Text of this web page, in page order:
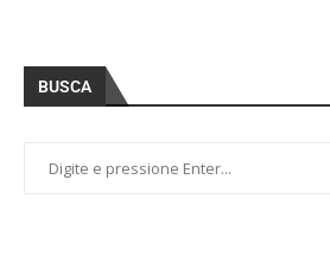
BUSCA